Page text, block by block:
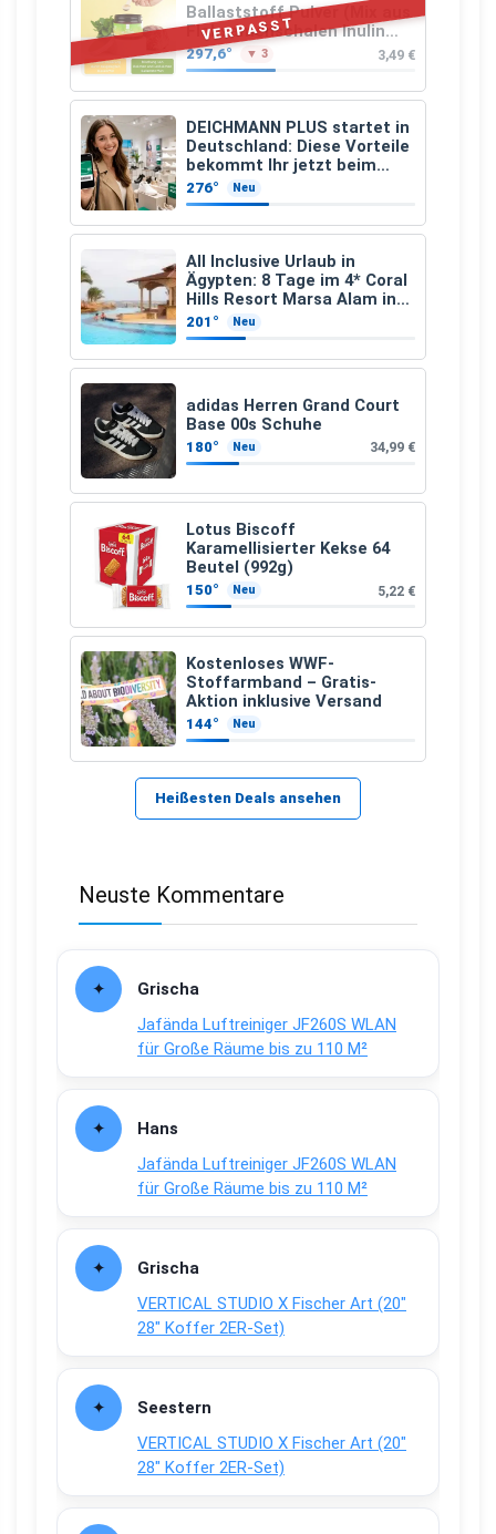
VERPASST
Ballaststoff Pulver (Mix aus
Flohsamenschalen Inulin
(Präbiotika) Leinsamen &
Apfelfaser)
297,6° ▼ 3 3,49 €
DEICHMANN PLUS startet in
Deutschland: Diese Vorteile
bekommt Ihr jetzt beim
Schuhkauf
276° Neu
All Inclusive Urlaub in
Ägypten: 8 Tage im 4* Coral
Hills Resort Marsa Alam inkl.
Flüge ab 299 € p.P.
201° Neu
adidas Herren Grand Court
Base 00s Schuhe
180° Neu 34,99 €
Lotus Biscoff
Karamellisierter Kekse 64
Beutel (992g)
150° Neu 5,22 €
Kostenloses WWF-
Stoffarmband – Gratis-
Aktion inklusive Versand
144° Neu
Heißesten Deals ansehen
Neuste Kommentare
Grischa
Jafända Luftreiniger JF260S WLAN
für Große Räume bis zu 110 M²
Hans
Jafända Luftreiniger JF260S WLAN
für Große Räume bis zu 110 M²
Grischa
VERTICAL STUDIO X Fischer Art (20″
28″ Koffer 2ER-Set)
Seestern
VERTICAL STUDIO X Fischer Art (20″
28″ Koffer 2ER-Set)